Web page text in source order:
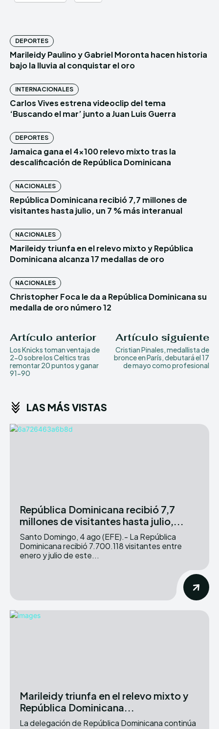
DEPORTES
Marileidy Paulino y Gabriel Moronta hacen historia
bajo la lluvia al conquistar el oro
INTERNACIONALES
Carlos Vives estrena videoclip del tema
‘Buscando el mar’ junto a Juan Luis Guerra
DEPORTES
Jamaica gana el 4×100 relevo mixto tras la
descalificación de República Dominicana
NACIONALES
República Dominicana recibió 7,7 millones de
visitantes hasta julio, un 7 % más interanual
NACIONALES
Marileidy triunfa en el relevo mixto y República
Dominicana alcanza 17 medallas de oro
NACIONALES
Christopher Foca le da a República Dominicana su
medalla de oro número 12
Artículo anterior
Los Knicks toman ventaja de
2-0 sobre los Celtics tras
remontar 20 puntos y ganar
91-90
Artículo siguiente
Cristian Pinales, medallista de
bronce en París, debutará el 17
de mayo como profesional
LAS MÁS VISTAS
República Dominicana recibió 7,7
millones de visitantes hasta julio,...
Santo Domingo, 4 ago (EFE).- La República
Dominicana recibió 7.700.118 visitantes entre
enero y julio de este...
Marileidy triunfa en el relevo mixto y
República Dominicana...
La delegación de República Dominicana continúa